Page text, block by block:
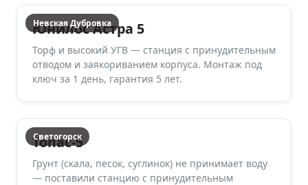
Невская Дубровка
Юнилос Астра 5
Торф и высокий УГВ — станция с принудительным
отводом и заякориванием корпуса. Монтаж под
ключ за 1 день, гарантия 5 лет.
Светогорск
Топас-5
Грунт (скала, песок, суглинок) не принимает воду
— поставили станцию с принудительным